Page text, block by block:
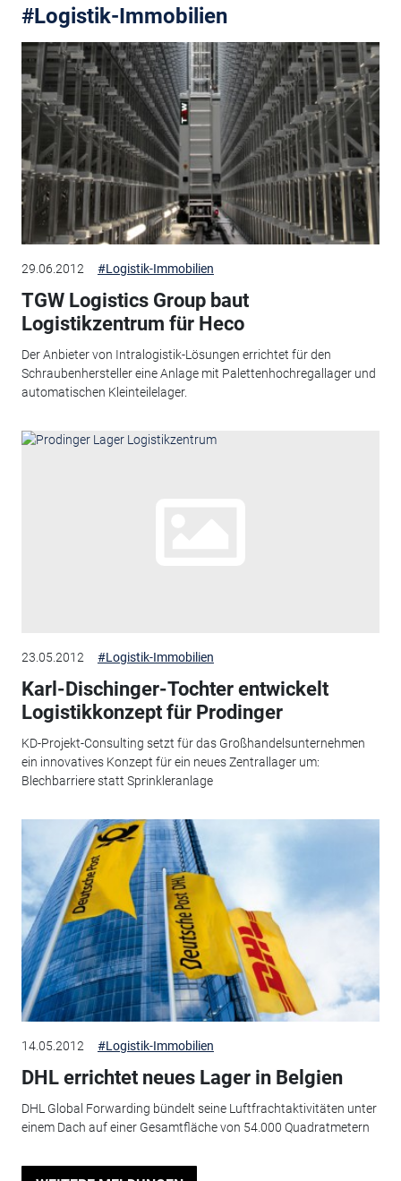
#Logistik-Immobilien
29.06.2012 #Logistik-Immobilien
TGW Logistics Group baut
Logistikzentrum für Heco
Der Anbieter von Intralogistik-Lösungen errichtet für den
Schraubenhersteller eine Anlage mit Palettenhochregallager und
automatischen Kleinteilelager.
23.05.2012 #Logistik-Immobilien
Karl-Dischinger-Tochter entwickelt
Logistikkonzept für Prodinger
KD-Projekt-Consulting setzt für das Großhandelsunternehmen
ein innovatives Konzept für ein neues Zentrallager um:
Blechbarriere statt Sprinkleranlage
14.05.2012 #Logistik-Immobilien
DHL errichtet neues Lager in Belgien
DHL Global Forwarding bündelt seine Luftfrachtaktivitäten unter
einem Dach auf einer Gesamtfläche von 54.000 Quadratmetern